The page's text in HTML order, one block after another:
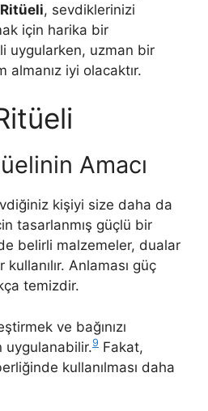
, sevdiklerinizi
için harika bir
uygularken, uzman bir
almanız iyi olacaktır.
Amacı
kişiyi size daha da
tasarlanmış güçlü bir
belirli malzemeler, dualar
Anlaması güç
temizdir.
ve bağınızı
uygulanabilir.9 Fakat,
kullanılması daha